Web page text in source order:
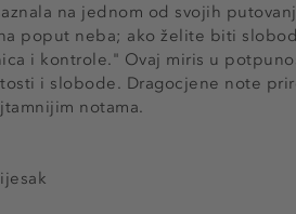
na jednom od svojih
poput neba; ako želite biti
i kontrole." Ovaj miris u
i slobode. Dragocjene note
notama.